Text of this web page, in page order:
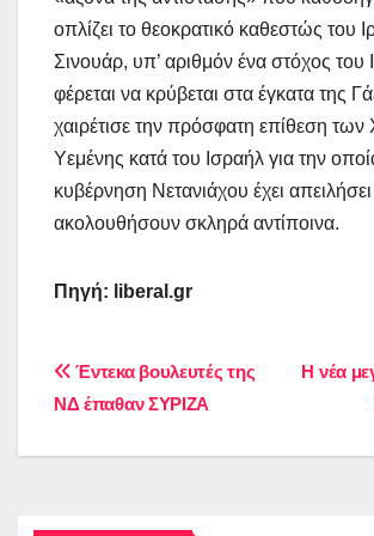
οπλίζει το θεοκρατικό καθεστώς του
Σινουάρ, υπ’ αριθμόν ένα στόχος του
φέρεται να κρύβεται στα έγκατα της
χαιρέτισε την πρόσφατη επίθεση των
Υεμένης κατά του Ισραήλ για την
κυβέρνηση Νετανιάχου έχει απειλήσει
ακολουθήσουν σκληρά αντίποινα.
Πηγή: liberal .gr
Πλοήγηση
Η νέα
Έντεκα βουλευτές της
ΝΔ έπαθαν ΣΥΡΙΖΑ